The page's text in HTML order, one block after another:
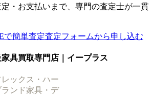
・お支払いまで、専門の査定士が一貫
で簡単査定査定フォームから申し込む
具買取専門店｜イープラス
ックス・ハー
ンド家具・デ